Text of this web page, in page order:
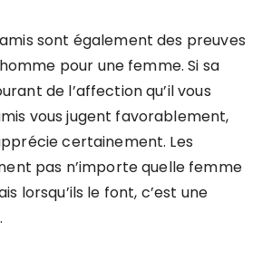
sont également des preuves
pour une femme. Si sa
de l’affection qu’il vous
vous jugent favorablement,
certainement. Les
pas n’importe quelle femme
lorsqu’ils le font, c’est une